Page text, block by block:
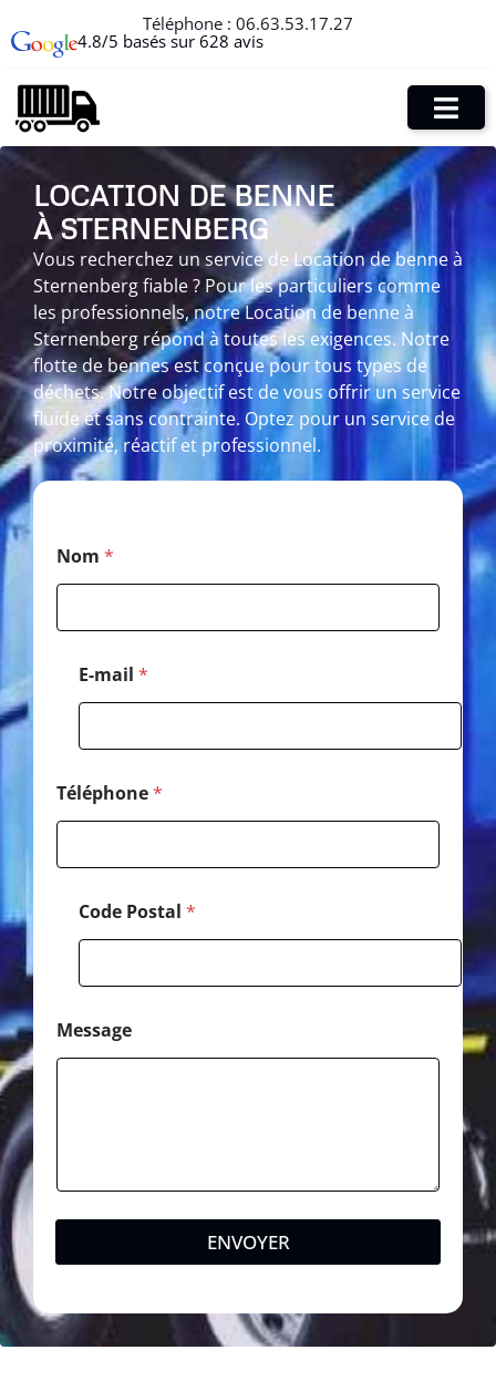
Téléphone : 06.63.53.17.27
4.8/5 basés sur 628 avis
LOCATION DE BENNE
À STERNENBERG
Vous recherchez un service de Location de benne à
Sternenberg fiable ? Pour les particuliers comme
les professionnels, notre Location de benne à
Sternenberg répond à toutes les exigences. Notre
flotte de bennes est conçue pour tous types de
déchets. Notre objectif est de vous offrir un service
fluide et sans contrainte. Optez pour un service de
proximité, réactif et professionnel.
Nom *
E-mail *
E
m
Téléphone*
Code Postal *
Message
ENVOYER